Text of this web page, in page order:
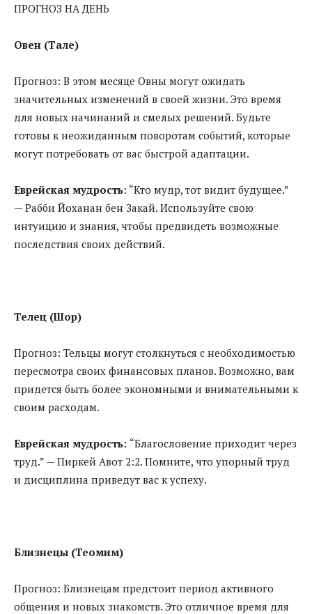
ПРОГНОЗ НА ДЕНЬ
Овен (Тале)
Прогноз: В этом месяце Овны могут ожидать
значительных изменений в своей жизни. Это время
для новых начинаний и смелых решений. Будьте
готовы к неожиданным поворотам событий, которые
могут потребовать от вас быстрой адаптации.
Еврейская мудрость: “Кто мудр, тот видит будущее.”
— Рабби Йоханан бен Закай. Используйте свою
интуицию и знания, чтобы предвидеть возможные
последствия своих действий.
Телец (Шор)
Прогноз: Тельцы могут столкнуться с необходимостью
пересмотра своих финансовых планов. Возможно, вам
придется быть более экономными и внимательными к
своим расходам.
Еврейская мудрость: “Благословение приходит через
труд.” — Пиркей Авот 2:2. Помните, что упорный труд
и дисциплина приведут вас к успеху.
Близнецы (Теомим)
Прогноз: Близнецам предстоит период активного
общения и новых знакомств. Это отличное время для